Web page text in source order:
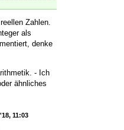
Zahlen.
als
denke
- Ich
ähnliches
11:03